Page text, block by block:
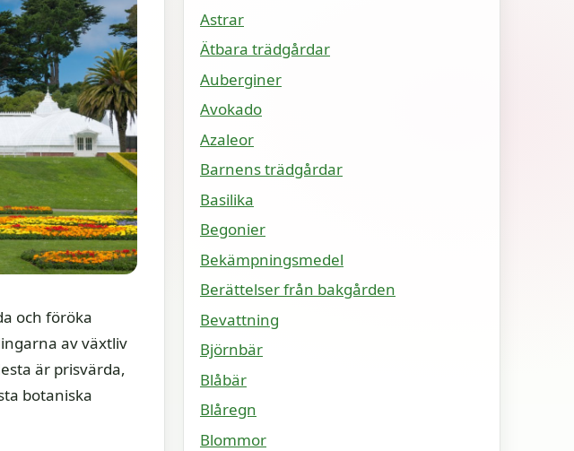
och föröka
av växtliv
är prisvärda,
botaniska
Astrar
Ätbara trädgårdar
Auberginer
Avokado
Azaleor
Barnens trädgårdar
Basilika
Begonier
Bekämpningsmedel
Berättelser från bakgården
Bevattning
Björnbär
Blåbär
Blåregn
Blommor